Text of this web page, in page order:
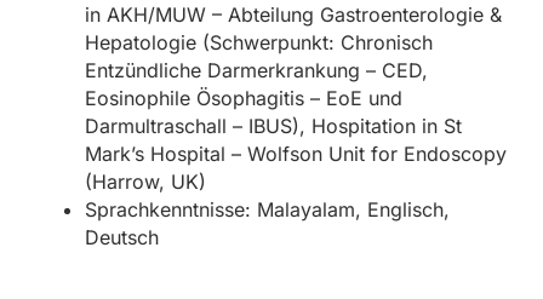
in AKH/MUW – Abteilung Gastroenterologie &
Hepatologie (Schwerpunkt: Chronisch
Entzündliche Darmerkrankung – CED,
Eosinophile Ösophagitis – EoE und
Darmultraschall – IBUS), Hospitation in St
Mark’s Hospital – Wolfson Unit for Endoscopy
(Harrow, UK)
Sprachkenntnisse: Malayalam, Englisch,
Deutsch